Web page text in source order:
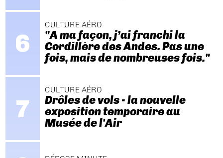
CULTURE AÉRO
"A ma façon, j’ai franchi la
Cordillère des Andes. Pas une
fois, mais de nombreuses fois."
CULTURE AÉRO
Drôles de vols - la nouvelle
exposition temporaire au
Musée de l'Air